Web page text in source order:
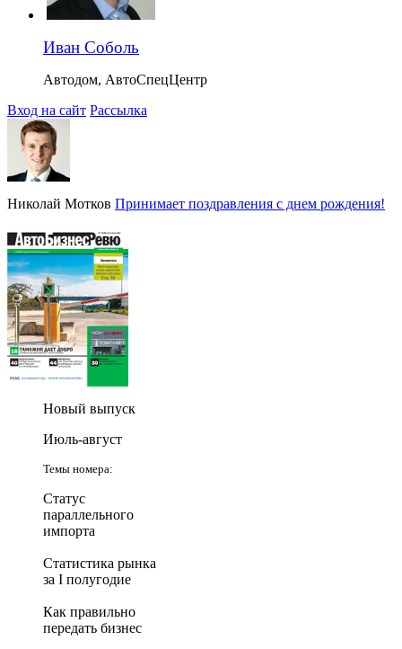
Иван Соболь
Автодом, АвтоСпецЦентр
Вход на сайт Рассылка
Николай Мотков Принимает поздравления с днем рождения!
Новый выпуск
Июль-август
Темы номера:
Статус
параллельного
импорта
Статистика рынка
за I полугодие
Как правильно
передать бизнес